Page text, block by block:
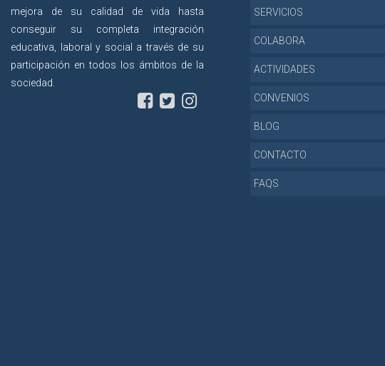
mejora de su calidad de vida hasta
conseguir su completa integración
educativa, laboral y social a través de su
participación en todos los ámbitos de la
sociedad.
SERVICIOS
COLABORA
ACTIVIDADES
CONVENIOS
BLOG
CONTACTO
FAQS